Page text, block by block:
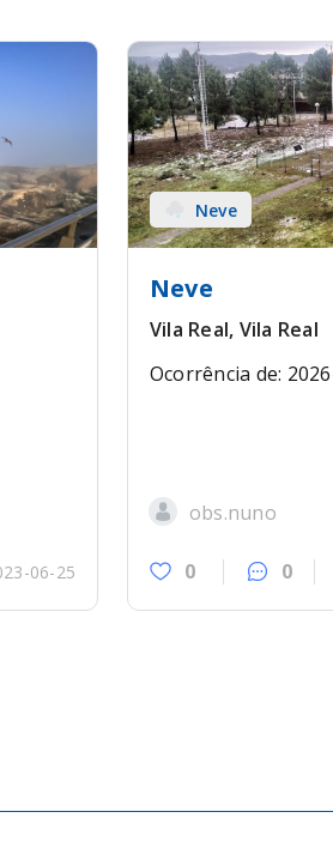
06-25
Neve
Neve
Vila Real, Vila Real
Ocorrência de:
obs.nuno
0 0